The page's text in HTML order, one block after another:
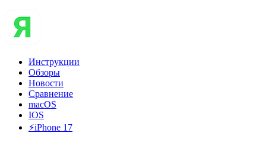
Инструкции
Обзоры
Новости
Сравнение
macOS
IOS
⚡️iPhone 17